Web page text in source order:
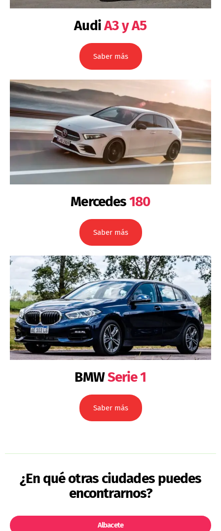
AudiA3 y A5
Saber más
Mercedes180
Saber más
BMWSerie 1
Saber más
¿En qué otras ciudades puedes
encontrarnos?
Albacete